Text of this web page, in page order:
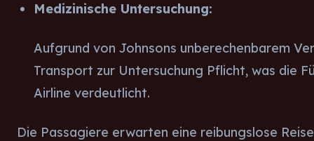
Medizinische Untersuchung:
Aufgrund von Johnsons unberechenbarem
Transport zur Untersuchung Pflicht, was die
Airline verdeutlicht.
Die Passagiere erwarten eine reibungslose